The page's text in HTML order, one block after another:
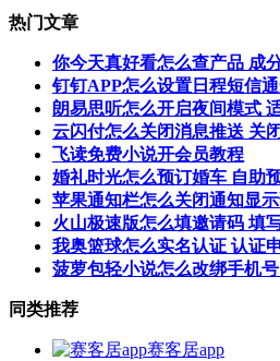
热门文章
你今天真好看怎么查产品 成
钉钉APP怎么设置日程短信
朗易思听怎么开启夜间模式
云闪付怎么关闭消息推送 关
飞读免费小说开会员教程
婚礼时光怎么预订婚车 自助
苹果通知栏怎么关闭通知显
火山极速版怎么填邀请码 填
我奥篮球怎么实名认证 认证
菠萝包轻小说怎么改绑手机
同类推荐
赛客居app